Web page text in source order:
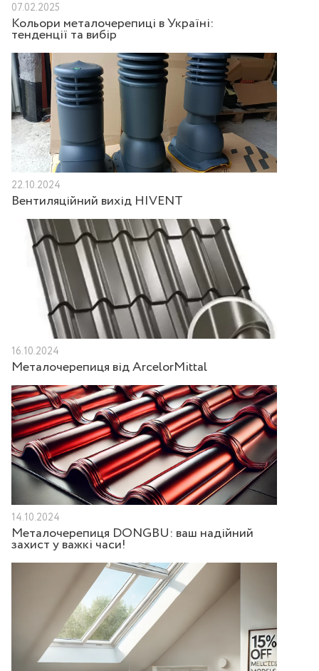
07.02.2025
Кольори металочерепиці в Україні:
тенденції та вибір
22.10.2024
Вентиляційний вихід HIVENT
16.10.2024
Металочерепиця від ArcelorMittal
14.10.2024
Металочерепиця DONGBU: ваш надійний
захист у важкі часи!